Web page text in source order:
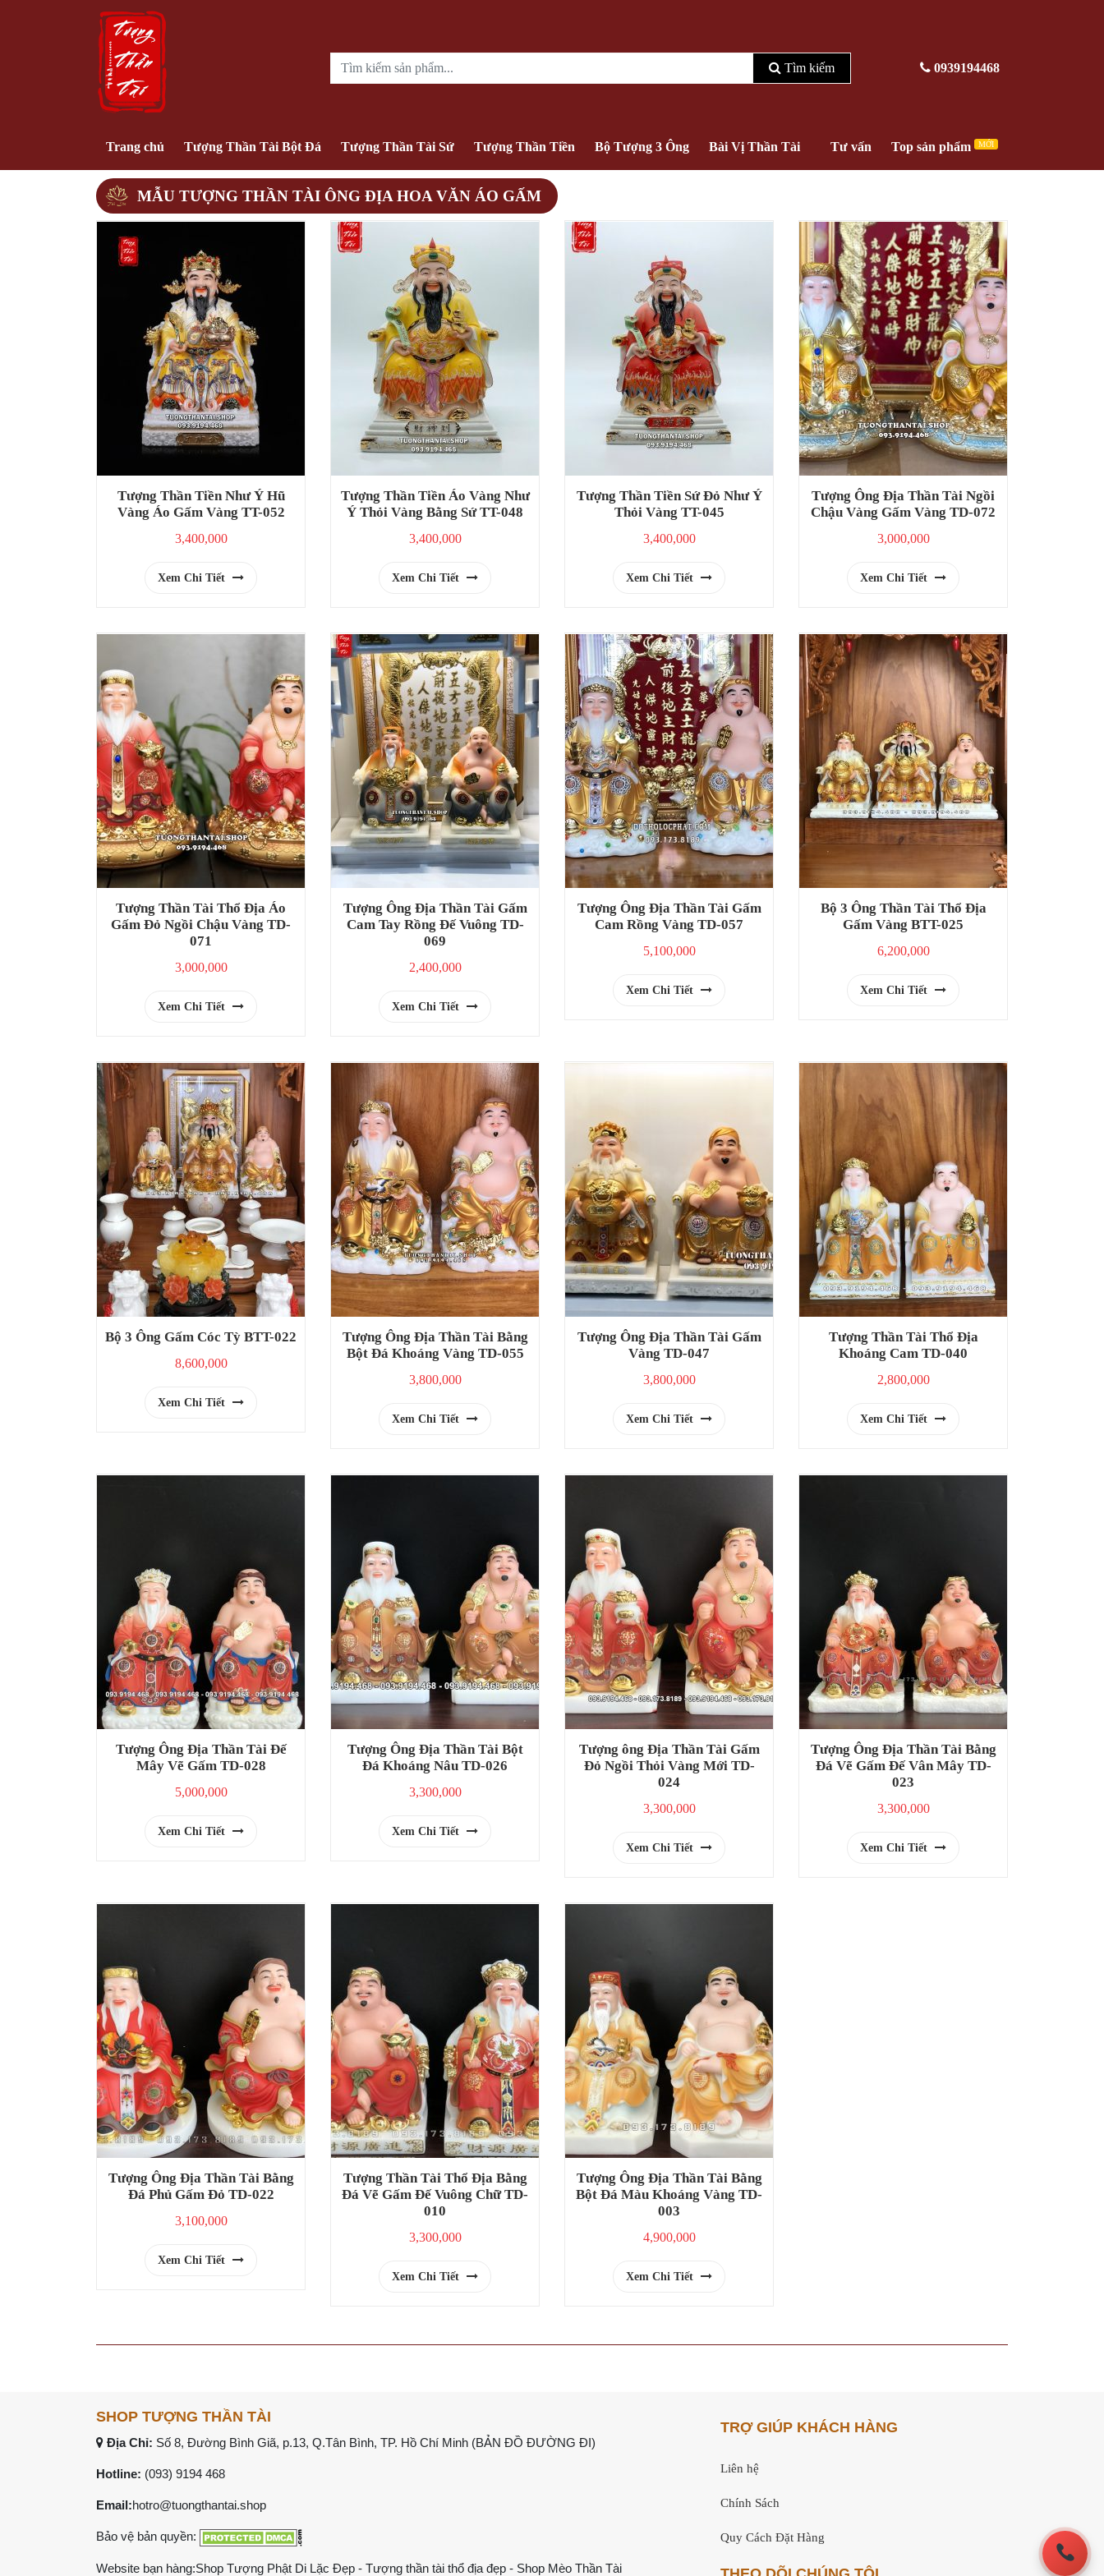
Tìm kiếm 0939194468
Trang chủ Tượng Thần Tài Bột Đá Tượng Thần Tài Sứ Tượng Thần Tiền Bộ Tượng 3 Ông Bài Vị Thần Tài Tư vấn Top sản phẩm MỚI
MẪU TƯỢNG THẦN TÀI ÔNG ĐỊA HOA VĂN ÁO GẤM
Tượng Thần Tiền Như Ý Hũ
Vàng Áo Gấm Vàng TT-052
3,400,000
Xem Chi Tiết
Tượng Thần Tiền Áo Vàng Như
Ý Thỏi Vàng Bằng Sứ TT-048
3,400,000
Xem Chi Tiết
Tượng Thần Tiền Sứ Đỏ Như Ý
Thỏi Vàng TT-045
3,400,000
Xem Chi Tiết
Tượng Ông Địa Thần Tài Ngồi
Chậu Vàng Gấm Vàng TD-072
3,000,000
Xem Chi Tiết
Tượng Thần Tài Thổ Địa Áo
Gấm Đỏ Ngồi Chậu Vàng TD-
071
3,000,000
Xem Chi Tiết
Tượng Ông Địa Thần Tài Gấm
Cam Tay Rồng Đế Vuông TD-
069
2,400,000
Xem Chi Tiết
Tượng Ông Địa Thần Tài Gấm
Cam Rồng Vàng TD-057
5,100,000
Xem Chi Tiết
Bộ 3 Ông Thần Tài Thổ Địa
Gấm Vàng BTT-025
6,200,000
Xem Chi Tiết
Bộ 3 Ông Gấm Cóc Tỳ BTT-022
8,600,000
Xem Chi Tiết
Tượng Ông Địa Thần Tài Bằng
Bột Đá Khoáng Vàng TD-055
3,800,000
Xem Chi Tiết
Tượng Ông Địa Thần Tài Gấm
Vàng TD-047
3,800,000
Xem Chi Tiết
Tượng Thần Tài Thổ Địa
Khoáng Cam TD-040
2,800,000
Xem Chi Tiết
Tượng Ông Địa Thần Tài Đế
Mây Vẽ Gấm TD-028
5,000,000
Xem Chi Tiết
Tượng Ông Địa Thần Tài Bột
Đá Khoáng Nâu TD-026
3,300,000
Xem Chi Tiết
Tượng ông Địa Thần Tài Gấm
Đỏ Ngồi Thỏi Vàng Mới TD-
024
3,300,000
Xem Chi Tiết
Tượng Ông Địa Thần Tài Bằng
Đá Vẽ Gấm Đế Vân Mây TD-
023
3,300,000
Xem Chi Tiết
Tượng Ông Địa Thần Tài Bằng
Đá Phủ Gấm Đỏ TD-022
3,100,000
Xem Chi Tiết
Tượng Thần Tài Thổ Địa Bằng
Đá Vẽ Gấm Đế Vuông Chữ TD-
010
3,300,000
Xem Chi Tiết
Tượng Ông Địa Thần Tài Bằng
Bột Đá Màu Khoáng Vàng TD-
003
4,900,000
Xem Chi Tiết
SHOP TƯỢNG THẦN TÀI
Địa Chỉ: Số 8, Đường Bình Giã, p.13, Q.Tân Bình, TP. Hồ Chí Minh (BẢN ĐỒ ĐƯỜNG ĐI)
Hotline: (093) 9194 468
Email:hotro@tuongthantai.shop
Bảo vệ bản quyền:
Website bạn hàng:Shop Tượng Phật Di Lặc Đẹp - Tượng thần tài thổ địa đẹp - Shop Mèo Thần Tài
TRỢ GIÚP KHÁCH HÀNG
Liên hệ
Chính Sách
Quy Cách Đặt Hàng